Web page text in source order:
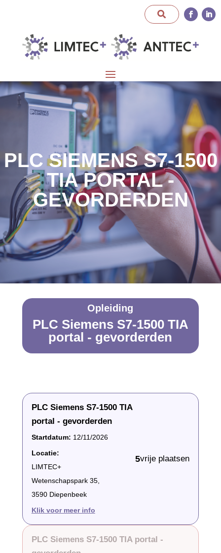
PLC SIEMENS S7-1500
TIA PORTAL -
GEVORDERDEN
Opleiding
PLC Siemens S7-1500 TIA
portal - gevorderden
PLC Siemens S7-1500 TIA
portal - gevorderden
Startdatum: 12/11/2026
Locatie:
LIMTEC+
Wetenschapspark 35,
3590 Diepenbeek
Klik voor meer info
5vrije plaatsen
PLC Siemens S7-1500 TIA portal -